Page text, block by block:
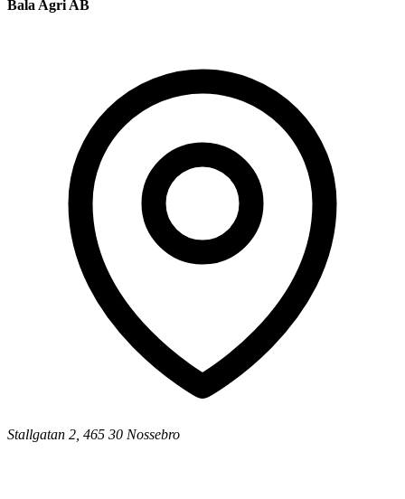
Bala Agri AB
Stallgatan 2, 465 30 Nossebro